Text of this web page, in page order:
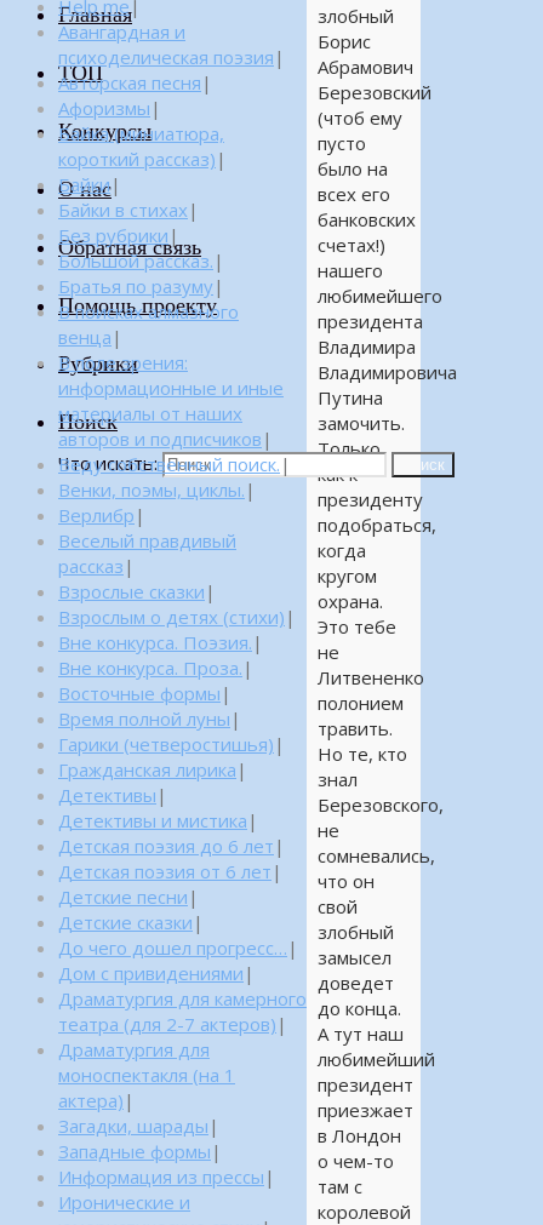
Главная
ТОП
Конкурсы
О нас
Обратная связь
Помощь проекту
Рубрики
Поиск
Что искать: Поиск
злобный
Борис
Абрамович
Березовский
(чтоб ему
пусто
было на
всех его
банковских
счетах!)
нашего
любимейшего
президента
Владимира
Владимировича
Путина
замочить.
Только
как к
президенту
подобраться,
когда
кругом
охрана.
Это тебе
не
Литвененко
полонием
травить.
Но те, кто
знал
Березовского,
не
сомневались,
что он
свой
злобный
замысел
доведет
до конца.
А тут наш
любимейший
президент
приезжает
в Лондон
о чем-то
там с
королевой
Help me|
Авангардная и
психоделическая поэзия |
Авторская песня |
Афоризмы |
Байка (миниатюра,
короткий рассказ) |
Байки|
Байки в стихах |
Без рубрики |
Большой рассказ. |
Братья по разуму|
В поисках алмазного
венца |
В поле зрения:
информационные и иные
материалы от наших
авторов и подписчиков |
Веду собственный поиск. |
Венки, поэмы, циклы. |
Верлибр |
Веселый правдивый
рассказ |
Взрослые сказки |
Взрослым о детях (стихи) |
Вне конкурса. Поэзия. |
Вне конкурса. Проза. |
Восточные формы |
Время полной луны |
Гарики (четверостишья) |
Гражданская лирика |
Детективы |
Детективы и мистика |
Детская поэзия до 6 лет |
Детская поэзия от 6 лет |
Детские песни |
Детские сказки |
До чего дошел прогресс… |
Дом с привидениями |
Драматургия для камерного
театра (для 2-7 актеров) |
Драматургия для
моноспектакля (на 1
актера) |
Загадки, шарады |
Западные формы |
Информация из прессы |
Иронические и